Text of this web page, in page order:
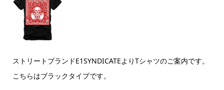
ストリートブランドE1SYNDICATEよりTシャツのご案内です。
こちらはブラックタイプです。